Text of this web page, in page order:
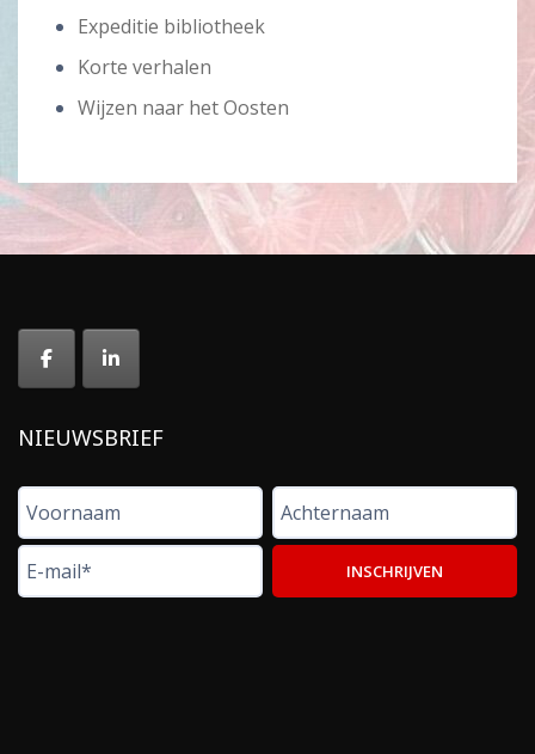
Expeditie bibliotheek
Korte verhalen
Wijzen naar het Oosten
NIEUWSBRIEF